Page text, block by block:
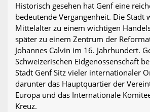
Historisch gesehen hat Genf eine
bedeutende Vergangenheit. Die Stadt
Mittelalter zu einem wichtigen
später zu einem Zentrum der
Johannes Calvin im 16. Jahrhundert.
Schweizerischen Eidgenossenschaft
Stadt Genf Sitz vieler internationaler
darunter das Hauptquartier der
Europa und das Internationale
Kreuz.